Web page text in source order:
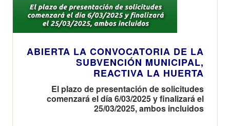
ABIERTA LA CONVOCATORIA DE LA
SUBVENCIÓN MUNICIPAL,
REACTIVA LA HUERTA
El plazo de presentación de solicitudes
comenzará el día 6/03/2025 y finalizará el
25/03/2025, ambos incluidos